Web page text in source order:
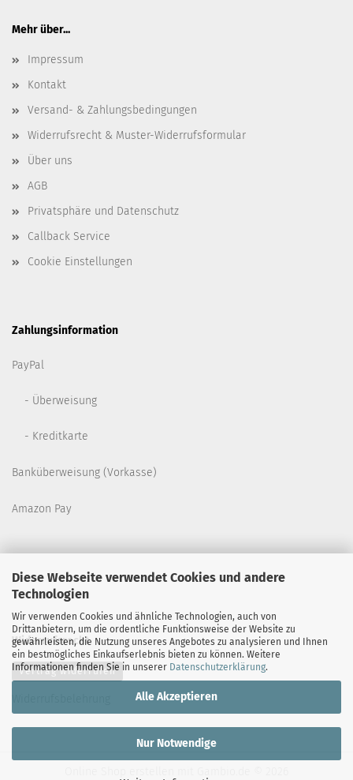
Diese Webseite verwendet Cookies und andere
Technologien
Wir verwenden Cookies und ähnliche Technologien, auch von
Drittanbietern, um die ordentliche Funktionsweise der Website zu
gewährleisten, die Nutzung unseres Angebotes zu analysieren und Ihnen
ein bestmögliches Einkaufserlebnis bieten zu können. Weitere
Informationen finden Sie in unserer Datenschutzerklärung.
Alle Akzeptieren
Nur Notwendige
Mehr über...
Impressum
Kontakt
Versand- & Zahlungsbedingungen
Widerrufsrecht & Muster-Widerrufsformular
Über uns
AGB
Privatsphäre und Datenschutz
Callback Service
Cookie Einstellungen
Zahlungsinformation
PayPal
- Überweisung
- Kreditkarte
Banküberweisung (Vorkasse)
Amazon Pay
Widerrufsrecht
Vertrag widerrufen